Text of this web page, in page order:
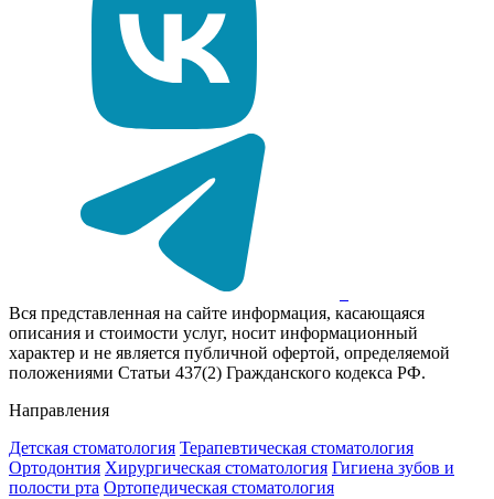
Вся представленная на сайте информация, касающаяся
описания и стоимости услуг, носит информационный
характер и не является публичной офертой, определяемой
положениями Статьи 437(2) Гражданского кодекса РФ.
Направления
Детская стоматология Терапевтическая стоматология
Ортодонтия Хирургическая стоматология Гигиена зубов и
полости рта Ортопедическая стоматология